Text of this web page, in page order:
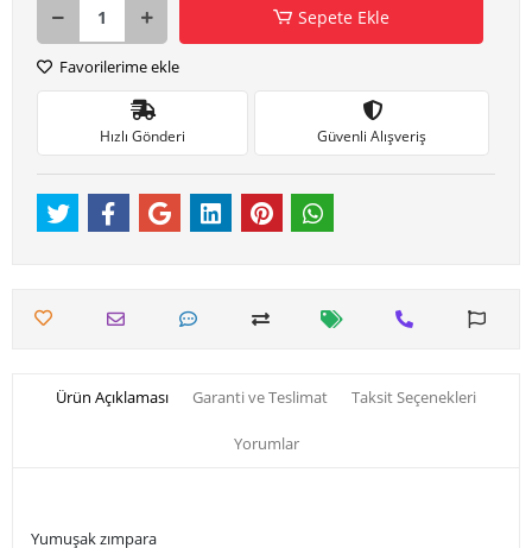
Sepete Ekle
Favorilerime ekle
Hızlı Gönderi Güvenli Alışveriş
Ürün Açıklaması Garanti ve Teslimat Taksit Seçenekleri
Yorumlar
Yumuşak zımpara